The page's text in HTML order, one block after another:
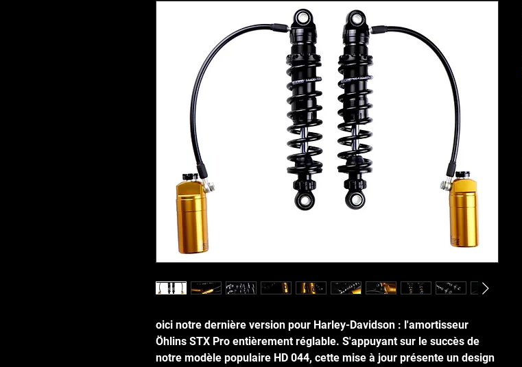
oici notre dernière version pour Harley-Davidson : l'amortisseur
Öhlins STX Pro entièrement réglable. S'appuyant sur le succès de
notre modèle populaire HD 044, cette mise à jour présente un design